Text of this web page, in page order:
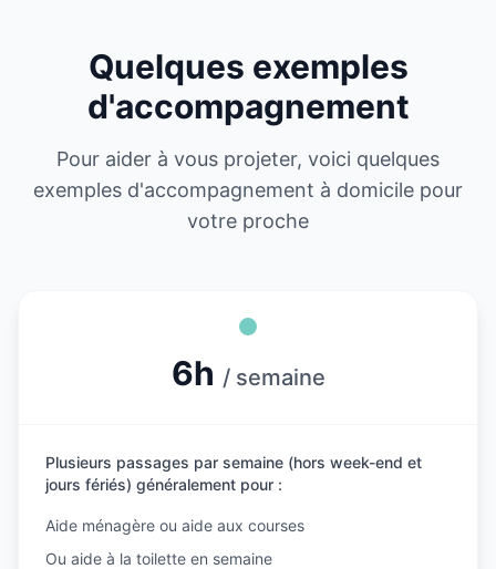
Quelques exemples
d'accompagnement
Pour aider à vous projeter, voici quelques
exemples d'accompagnement à domicile pour
votre proche
6h / semaine
Plusieurs passages par semaine (hors week-end et
jours fériés) généralement pour :
Aide ménagère ou aide aux courses
Ou aide à la toilette en semaine